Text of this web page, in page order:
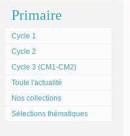
Primaire
Cycle 1
Cycle 2
Cycle 3 (CM1-CM2)
Toute l'actualité
Nos collections
Sélections thématiques